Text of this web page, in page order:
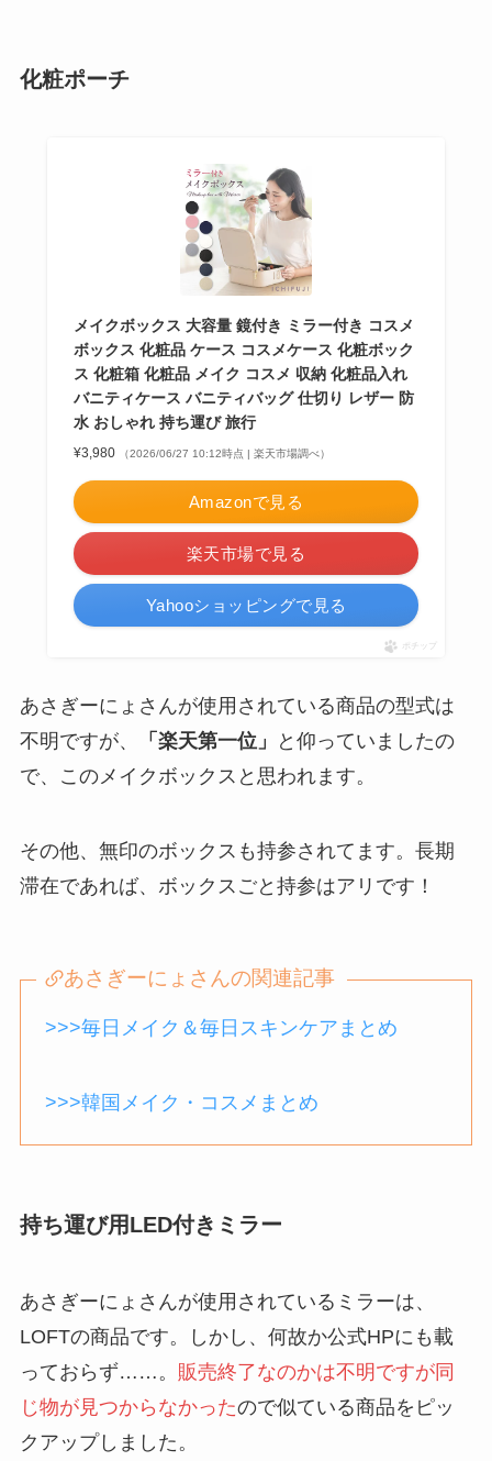
化粧ポーチ
メイクボックス 大容量 鏡付き ミラー付き コスメ
ボックス 化粧品 ケース コスメケース 化粧ボック
ス 化粧箱 化粧品 メイク コスメ 収納 化粧品入れ
バニティケース バニティバッグ 仕切り レザー 防
水 おしゃれ 持ち運び 旅行
¥3,980 （2026/06/27 10:12時点 | 楽天市場調べ）
Amazonで見る
楽天市場で見る
Yahooショッピングで見る
ポチップ
あさぎーにょさんが使用されている商品の型式は
不明ですが、
「楽天第一位」
と仰っていましたの
で、このメイクボックスと思われます。
その他、無印のボックスも持参されてます。長期
滞在であれば、ボックスごと持参はアリです！
あさぎーにょさんの関連記事
>>>毎日メイク＆毎日スキンケアまとめ
>>>韓国メイク・コスメまとめ
持ち運び用LED付きミラー
あさぎーにょさんが使用されているミラーは、
LOFTの商品です。しかし、何故か公式HPにも載
っておらず……。 販売終了なのかは不明ですが同
じ物が見つからなかったので似ている商品をピッ
クアップしました。